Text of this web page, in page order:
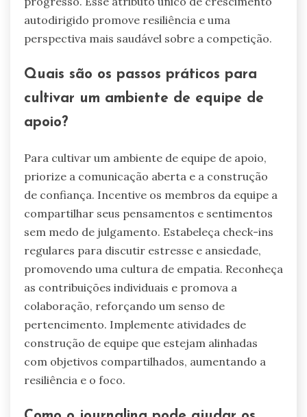
autodirigido promove resiliência e uma
perspectiva mais saudável sobre a competição.
Quais são os passos práticos para
cultivar um ambiente de equipe de
apoio?
Para cultivar um ambiente de equipe de apoio,
priorize a comunicação aberta e a construção
de confiança. Incentive os membros da equipe a
compartilhar seus pensamentos e sentimentos
sem medo de julgamento. Estabeleça check-ins
regulares para discutir estresse e ansiedade,
promovendo uma cultura de empatia. Reconheça
as contribuições individuais e promova a
colaboração, reforçando um senso de
pertencimento. Implemente atividades de
construção de equipe que estejam alinhadas
com objetivos compartilhados, aumentando a
resiliência e o foco.